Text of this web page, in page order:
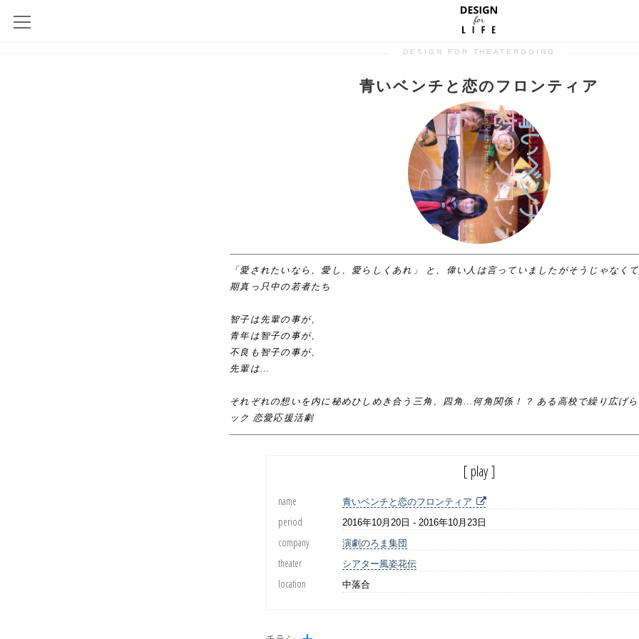
DESIGN FOR THEATERGOING
青いベンチと恋のフロンティア
「愛されたいなら、愛し、愛らしくあれ」 と、偉い人は言っていましたがそうじゃなく
期真っ只中の若者たち
智子は先輩の事が、
青年は智子の事が、
不良も智子の事が、
先輩は…
それぞれの想いを内に秘めひしめき合う三角、四角…何角関係！？ ある高校で繰り広げ
ック 恋愛応援活劇
[ play ]
name 青いベンチと恋のフロンティア
period 2016年10月20日 - 2016年10月23日
company 演劇のろま集団
theater シアター風姿花伝
location 中落合